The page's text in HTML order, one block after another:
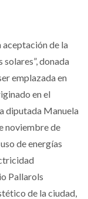
de la
donada
emplazada en
en el
diputada Manuela
noviembre de
de energías
Pallarols
de la ciudad,